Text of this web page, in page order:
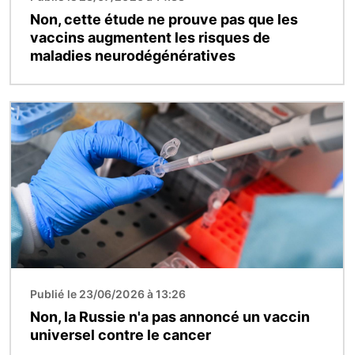
Non, cette étude ne prouve pas que les
vaccins augmentent les risques de
maladies neurodégénératives
Image
Publié le 23/06/2026 à 13:26
Non, la Russie n'a pas annoncé un vaccin
universel contre le cancer